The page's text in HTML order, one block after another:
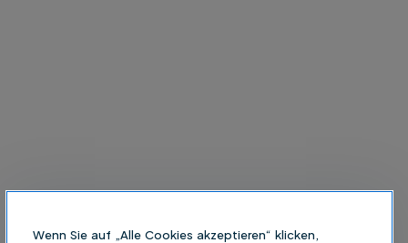
Wenn Sie auf „Alle Cookies akzeptieren“ klicken,